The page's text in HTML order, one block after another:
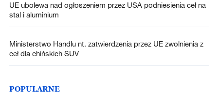
UE ubolewa nad ogłoszeniem przez USA podniesienia ceł na
stal i aluminium
Ministerstwo Handlu nt. zatwierdzenia przez UE zwolnienia z
ceł dla chińskich SUV
POPULARNE